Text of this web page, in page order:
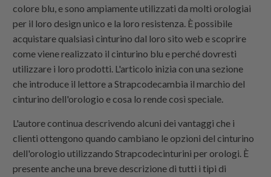
colore blu, e sono ampiamente utilizzati da molti orologiai
per il loro design unico e la loro resistenza. È possibile
acquistare qualsiasi cinturino dal loro sito web e scoprire
come viene realizzato il cinturino blu e perché dovresti
utilizzare i loro prodotti. L'articolo inizia con una sezione
che introduce il lettore aStrapcodecambia il marchio del
cinturino dell'orologio e cosa lo rende così speciale.
L'autore continua descrivendo alcuni dei vantaggi che i
clienti ottengono quando cambiano le opzioni del cinturino
dell'orologio utilizzandoStrapcodecinturini per orologi. È
presente anche una breve descrizione di tutti i tipi di